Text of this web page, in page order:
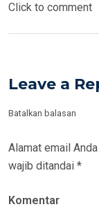
Click to comment
Leave a
Batalkan balasan
Alamat email
wajib ditandai *
Komentar